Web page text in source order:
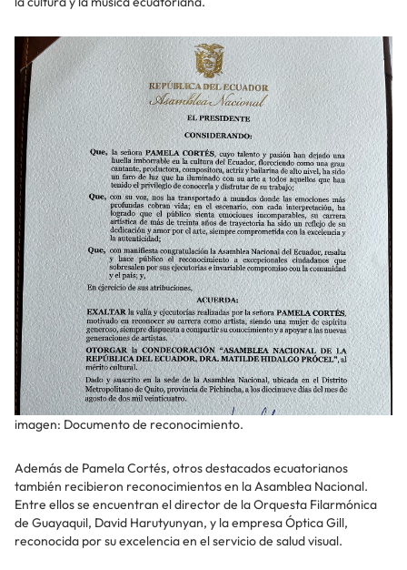
imagen: Documento de reconocimiento.
Además de Pamela Cortés, otros destacados ecuatorianos
también recibieron reconocimientos en la Asamblea Nacional.
Entre ellos se encuentran el director de la Orquesta Filarmónica
de Guayaquil, David Harutyunyan, y la empresa Óptica Gill,
reconocida por su excelencia en el servicio de salud visual.